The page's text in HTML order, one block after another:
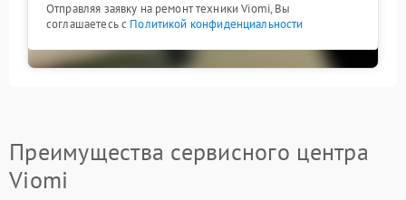
Отправляя заявку на ремонт техники Viomi, Вы
соглашаетесь с Политикой конфиденциальности
Преимущества сервисного центра
Viomi